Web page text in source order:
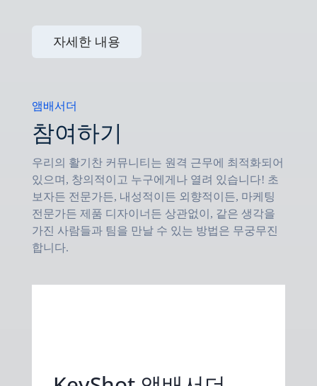
자세한 내용
앰배서더
참여하기
우리의 활기찬 커뮤니티는 원격 근무에 최적화되어
있으며, 창의적이고 누구에게나 열려 있습니다! 초
보자든 전문가든, 내성적이든 외향적이든, 마케팅
전문가든 제품 디자이너든 상관없이, 같은 생각을
가진 사람들과 팀을 만날 수 있는 방법은 무궁무진
합니다.